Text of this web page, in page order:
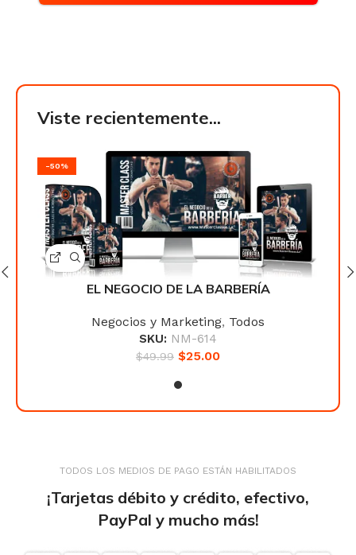
Viste recientemente...
-50%
EL NEGOCIO DE LA BARBERÍA
Negocios y Marketing, Todos
SKU: NM-614
$49.99 $25.00
TODOS LOS MEDIOS DE PAGO ESTÁN HABILITADOS
¡Tarjetas débito y crédito, efectivo,
PayPal y mucho más!